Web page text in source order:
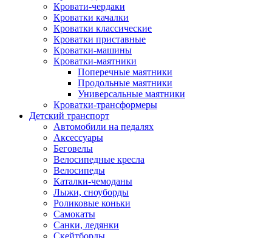
Кровати-чердаки
Кроватки качалки
Кроватки классические
Кроватки приставные
Кроватки-машины
Кроватки-маятники
Поперечные маятники
Продольные маятники
Универсальные маятники
Кроватки-трансформеры
Детский транспорт
Автомобили на педалях
Аксессуары
Беговелы
Велосипедные кресла
Велосипеды
Каталки-чемоданы
Лыжи, сноуборды
Роликовые коньки
Самокаты
Санки, ледянки
Скейтборды